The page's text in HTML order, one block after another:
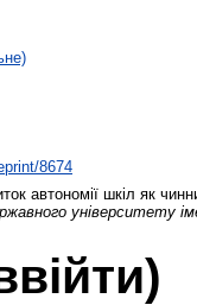
8674
автономії шкіл як
університету